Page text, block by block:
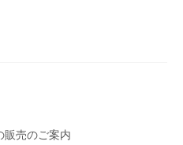
販売のご案内